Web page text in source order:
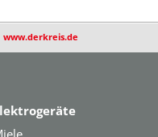
www.derkreis.de